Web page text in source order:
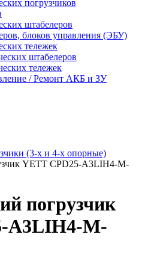
погрузчиков
штабелеров
блоков управления (ЭБУ)
тележек
штабелеров
тележек
/ Ремонт АКБ и ЗУ
(3-х и 4-х опорные)
YETT CPD25-A3LIH4-M-
погрузчик
A3LIH4-M-